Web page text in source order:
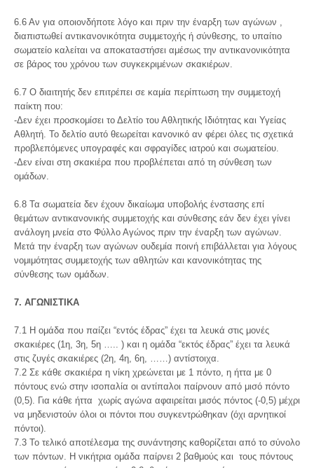
6.6 Αν για οποιονδήποτε λόγο και πριν την έναρξη των αγώνων ,
διαπιστωθεί αντικανονικότητα συμμετοχής ή σύνθεσης, το υπαίτιο
σωματείο καλείται να αποκαταστήσει αμέσως την αντικανονικότητα
σε βάρος του χρόνου των συγκεκριμένων σκακιέρων.
6.7 Ο διαιτητής δεν επιτρέπει σε καμία περίπτωση την συμμετοχή
παίκτη που:
-Δεν έχει προσκομίσει το Δελτίο του Αθλητικής Ιδιότητας και Υγείας
Αθλητή. Το δελτίο αυτό θεωρείται κανονικό αν φέρει όλες τις σχετικά
προβλεπόμενες υπογραφές και σφραγίδες ιατρού και σωματείου.
-Δεν είναι στη σκακιέρα που προβλέπεται από τη σύνθεση των
ομάδων.
6.8 Τα σωματεία δεν έχουν δικαίωμα υποβολής ένστασης επί
θεμάτων αντικανονικής συμμετοχής και σύνθεσης εάν δεν έχει γίνει
ανάλογη μνεία στο Φύλλο Αγώνος πριν την έναρξη των αγώνων.
Μετά την έναρξη των αγώνων ουδεμία ποινή επιβάλλεται για λόγους
νομιμότητας συμμετοχής των αθλητών και κανονικότητας της
σύνθεσης των ομάδων.
7. ΑΓΩΝΙΣΤΙΚΑ
7.1 Η ομάδα που παίζει “εντός έδρας” έχει τα λευκά στις μονές
σκακιέρες (1η, 3η, 5η ….. ) και η ομάδα “εκτός έδρας” έχει τα λευκά
στις ζυγές σκακιέρες (2η, 4η, 6η, ……) αντίστοιχα.
7.2 Σε κάθε σκακιέρα η νίκη χρεώνεται με 1 πόντο, η ήττα με 0
πόντους ενώ στην ισοπαλία οι αντίπαλοι παίρνουν από μισό πόντο
(0,5). Για κάθε ήττα χωρίς αγώνα αφαιρείται μισός πόντος (-0,5) μέχρι
να μηδενιστούν όλοι οι πόντοι που συγκεντρώθηκαν (όχι αρνητικοί
πόντοι).
7.3 Το τελικό αποτέλεσμα της συνάντησης καθορίζεται από το σύνολο
των πόντων. Η νικήτρια ομάδα παίρνει 2 βαθμούς και τους πόντους